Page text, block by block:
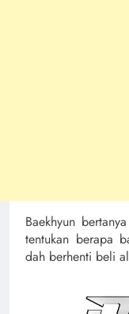
Baekhyun
tentukan berapa
dah berhenti beli